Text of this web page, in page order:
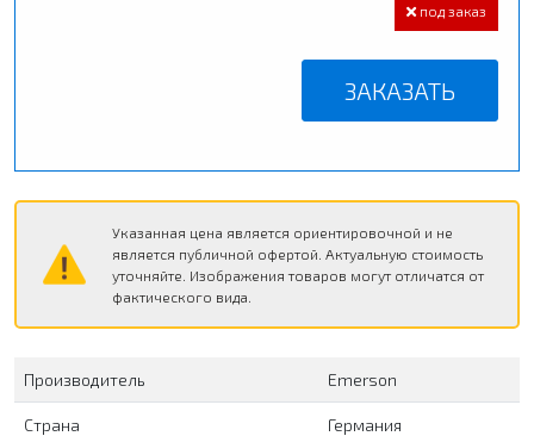
под заказ
ЗАКАЗАТЬ
Указанная цена является ориентировочной и не
является публичной офертой. Актуальную стоимость
уточняйте. Изображения товаров могут отличатся от
фактического вида.
Производитель Emerson
Страна Германия